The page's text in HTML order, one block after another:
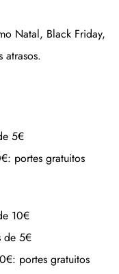
Natal, Black Friday,
5€
portes gratuitos
10€
de 5€
portes gratuitos